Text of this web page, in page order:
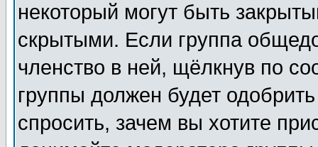
некоторый могут быть
скрытыми. Если группа
членство в ней, щёлкнув по
группы должен будет
спросить, зачем вы хотите